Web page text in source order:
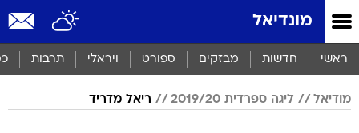
מונדיאל
ראשי חדשות מבזקים ספורט ויראלי תרבות
מודיאל ליגה ספרדית 2019/20 ריאל מדריד